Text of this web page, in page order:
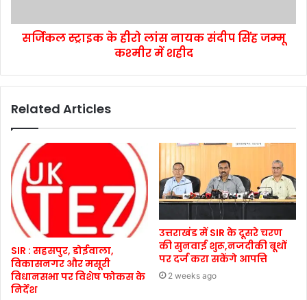
सर्जिकल स्ट्राइक के हीरो लांस नायक संदीप सिंह जम्‍मू
कश्‍मीर में शहीद
Related Articles
SIR : सहसपुर, डोईवाला,
विकासनगर और मसूरी
विधानसभा पर विशेष फोकस के
निर्देश
उत्तराखंड में SIR के दूसरे चरण
की सुनवाई शुरू,नजदीकी बूथों
पर दर्ज करा सकेंगे आपत्ति
2 weeks ago